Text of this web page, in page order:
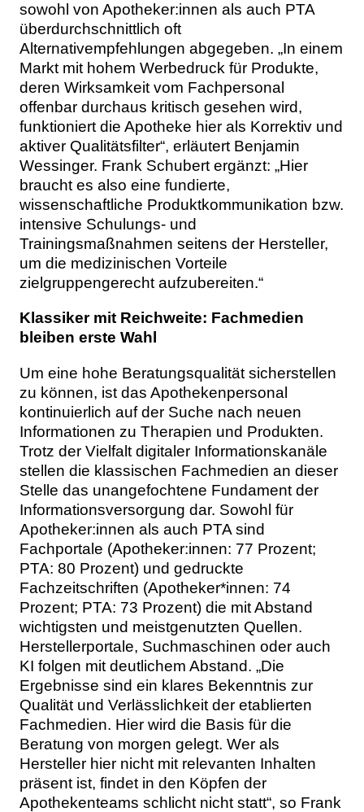
sowohl von Apotheker:innen als auch PTA
überdurchschnittlich oft
Alternativempfehlungen abgegeben. „In einem
Markt mit hohem Werbedruck für Produkte,
deren Wirksamkeit vom Fachpersonal
offenbar durchaus kritisch gesehen wird,
funktioniert die Apotheke hier als Korrektiv und
aktiver Qualitätsfilter“, erläutert Benjamin
Wessinger. Frank Schubert ergänzt: „Hier
braucht es also eine fundierte,
wissenschaftliche Produktkommunikation bzw.
intensive Schulungs- und
Trainingsmaßnahmen seitens der Hersteller,
um die medizinischen Vorteile
zielgruppengerecht aufzubereiten.“
Klassiker mit Reichweite: Fachmedien
bleiben erste Wahl
Um eine hohe Beratungsqualität sicherstellen
zu können, ist das Apothekenpersonal
kontinuierlich auf der Suche nach neuen
Informationen zu Therapien und Produkten.
Trotz der Vielfalt digitaler Informationskanäle
stellen die klassischen Fachmedien an dieser
Stelle das unangefochtene Fundament der
Informationsversorgung dar. Sowohl für
Apotheker:innen als auch PTA sind
Fachportale (Apotheker:innen: 77 Prozent;
PTA: 80 Prozent) und gedruckte
Fachzeitschriften (Apotheker*innen: 74
Prozent; PTA: 73 Prozent) die mit Abstand
wichtigsten und meistgenutzten Quellen.
Herstellerportale, Suchmaschinen oder auch
KI folgen mit deutlichem Abstand. „Die
Ergebnisse sind ein klares Bekenntnis zur
Qualität und Verlässlichkeit der etablierten
Fachmedien. Hier wird die Basis für die
Beratung von morgen gelegt. Wer als
Hersteller hier nicht mit relevanten Inhalten
präsent ist, findet in den Köpfen der
Apothekenteams schlicht nicht statt“, so Frank